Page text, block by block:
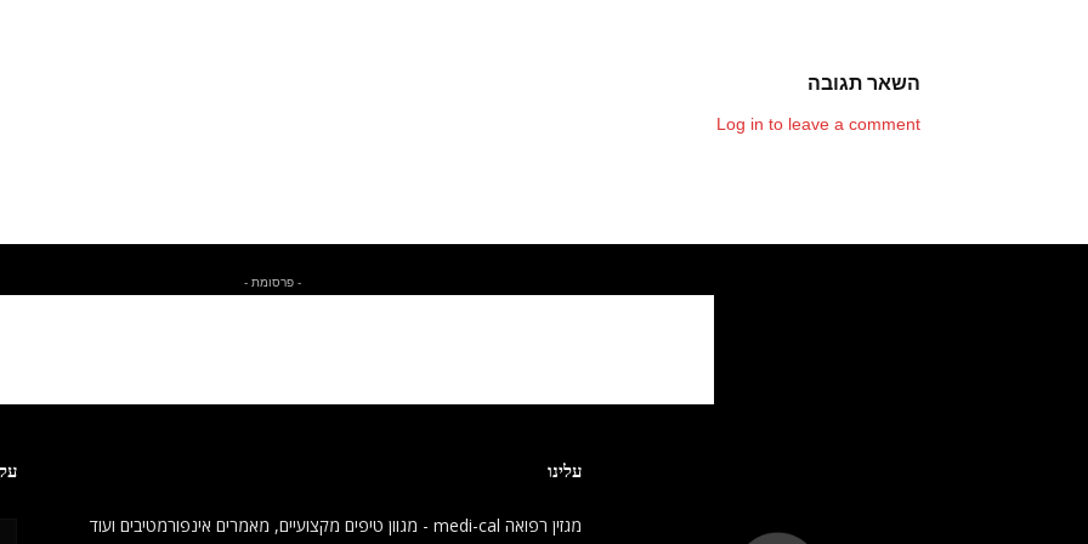
השאר תגובה
Log in to leave a comment
- פרסומת -
עלינו
מגזין רפואה medi-cal - מגוון טיפים מקצועיים, מאמרים אינפורמטיבים ועוד